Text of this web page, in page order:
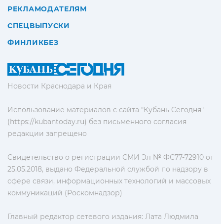
Новости Краснодара и Края
Использование материалов с сайта "Кубань Сегодня"
(https://kubantoday.ru) без письменного согласия
редакции запрещено
Свидетельство о регистрации СМИ Эл № ФС77-72910 от
25.05.2018, выдано Федеральной службой по надзору в
сфере связи, информационных технологий и массовых
коммуникаций (Роскомнадзор)
Главный редактор сетевого издания: Лата Людмила
РЕКЛАМОДАТЕЛЯМ
СПЕЦВЫПУСКИ
ФИНЛИКБЕЗ